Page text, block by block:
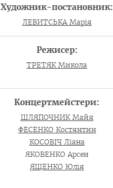
Художник-постановник:
ЛЕВИТСЬКА Марія
Режисер:
ТРЕТЯК Микола
Концертмейстери:
ШЛЯПОЧНИК Майя
ФЕСЕНКО Костянтин
КОСОВІЧ Ліана
ЯКОВЕНКО Арсен
ЯЩЕНКО Юлія